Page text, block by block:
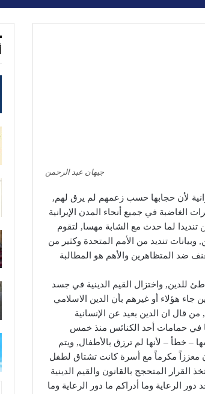
جيهان عبد الرحمن
لأن حجابها حسب زعمهم لم يرق لهم,
في جميع أنحاء المدن الإيرانية
لما حدث مع الشابة مهسا, لتقوم
تنديد من الأمم المتحدة وكثير من
ضد المتظاهرين والأهم هو المطالبة
للدين, واختزال القيم الدينية في جسد
جاء هؤلاء أو غيرهم بأن الدين الاسلامي
من قال ان الدين بعيد عن الإنسانية
في حمامات أحد الكنائس منذ خمس
– خطأ – لأنها لم ترزق بالأطفال, ويتم
معززاً مكرماً مع أسرة كانت تشتاق لطفل
القرار المتحجج بالقانون والقيم الدينية
الرعاية وما أدراكم ما دور الرعاية وما